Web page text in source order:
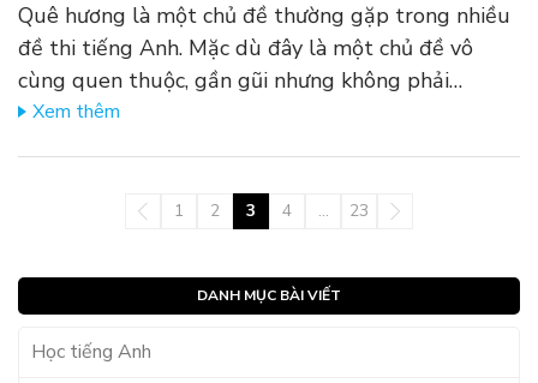
Quê hương là một chủ đề thường gặp trong nhiều
đề thi tiếng Anh. Mặc dù đây là một chủ đề vô
cùng quen thuộc, gần gũi nhưng không phải…
Xem thêm
1 2 3 4 … 23
DANH MỤC BÀI VIẾT
Học tiếng Anh